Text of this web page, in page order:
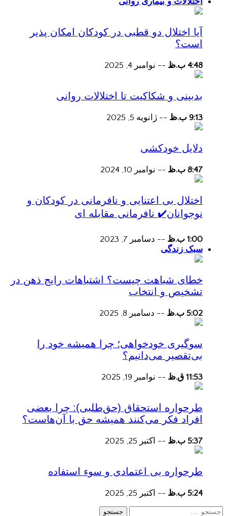
آیا اختلال دو قطبی در کودکان امکان پذیر
است؟
4:48 ب.ظ -- نوامبر 4, 2025
بدبینی و شکاکیت تا اختلالات روانی
9:13 ب.ظ -- ژانویه 5, 2025
دلایل خودکشی
8:47 ب.ظ -- نوامبر 10, 2024
اختلال بی اعتنایی و نافرمانی در کودکان و
نوجوانان✔️ نافرمانی مقابله ای
1:00 ب.ظ -- دسامبر 7, 2023
سبک زندگی
خطای شباهت چیست؟ اشتباهات رایج ذهن در
تشخیص و انتخاب
5:02 ب.ظ -- دسامبر 8, 2025
سوگیری خودخواهی؛ چرا همیشه خود را
بی‌تقصیر می‌دانیم؟
11:53 ق.ظ -- نوامبر 19, 2025
طرحواره استحقاق (حق‌طلبی): چرا بعضی
افراد فکر می‌کنند همیشه حق با آن‌هاست؟
5:37 ب.ظ -- اکتبر 25, 2025
طرحواره بی اعتمادی و سوء استفاده
5:24 ب.ظ -- اکتبر 25, 2025
جستجو